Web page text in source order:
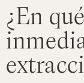
¿En